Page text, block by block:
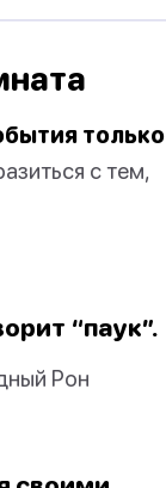
только
с тем,
“паук”.
Рон